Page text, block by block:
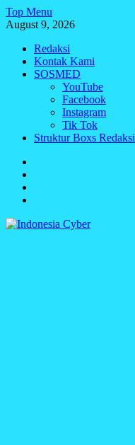
Skip
to
Top Menu
August 9, 2026
Redaksi
Kontak Kami
SOSMED
YouTube
Facebook
Instagram
Tik Tok
Struktur Boxs Redaksi
Redaksi